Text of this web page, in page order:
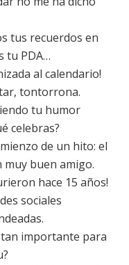
tus recuerdos en
tu PDA…
al calendario!
tontorrona.
tu humor
celebras?
de un hito: el
muy buen amigo.
hace 15 años!
sociales
importante para